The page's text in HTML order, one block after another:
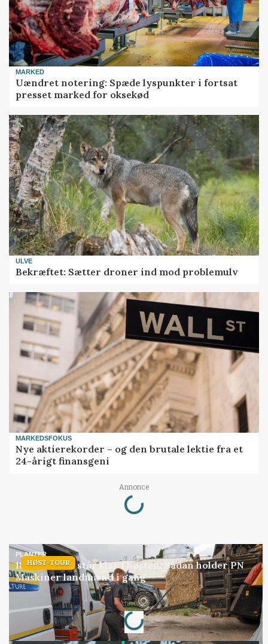
MARKED
Uændret notering: Spæde lyspunkter i fortsat
presset marked for oksekød
ULVE
Bekræftet: Sætter droner ind mod problemulv
MARKEDSFOKUS
Nye aktierekorder – og den brutale lektie fra et
24-årigt finansgeni
Annonce
Loading...
HØST-TOUR
PLANTER
18 montører står klar i høsten: Sådan holder PN
Maskiner landmænd i gang
Annonce
Loading...